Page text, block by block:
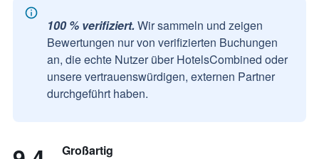
100 % verifiziert. Wir sammeln und zeigen
Bewertungen nur von verifizierten Buchungen
an, die echte Nutzer über HotelsCombined oder
unsere vertrauenswürdigen, externen Partner
durchgeführt haben.
Großartig